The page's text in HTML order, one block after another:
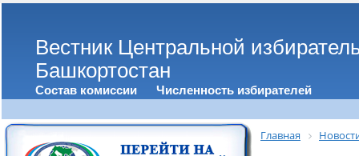
Вестник Центральной
Башкортостан
Состав комиссии Численность избирателей
Главная